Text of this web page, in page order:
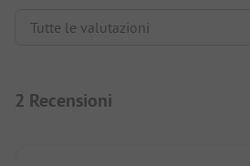
2 Recensioni